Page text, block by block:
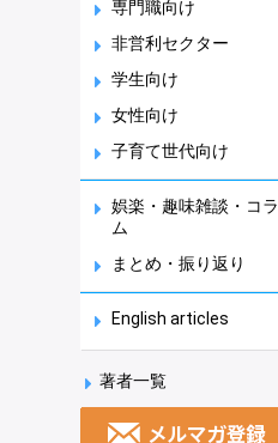
専門職向け
非営利セクター
学生向け
女性向け
子育て世代向け
娯楽・趣味雑談・コラ
ム
まとめ・振り返り
English articles
著者一覧